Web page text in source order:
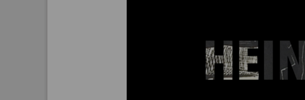
Gesamtverzeichnis
Grußkarten